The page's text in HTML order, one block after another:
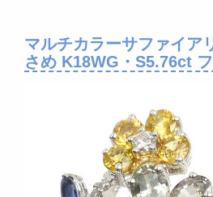
マルチカラーサファイア
さめ K18WG・S5.76ct